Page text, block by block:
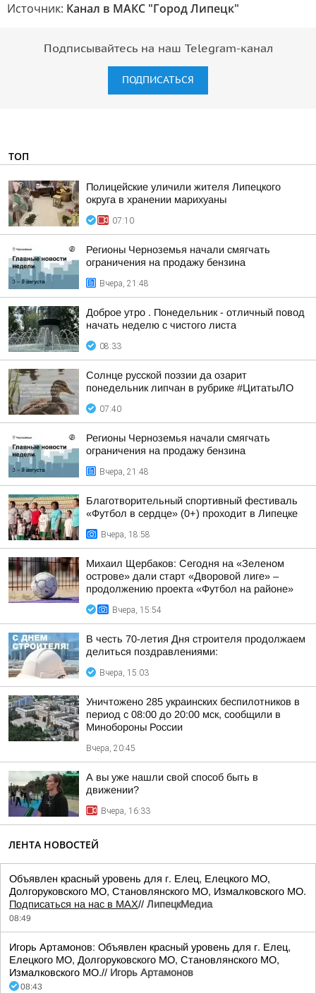
Источник: Канал в МАКС "Город Липецк"
Подписывайтесь на наш Telegram-канал
ПОДПИСАТЬСЯ
ТОП
Полицейские уличили жителя Липецкого
округа в хранении марихуаны
07:10
Регионы Черноземья начали смягчать
ограничения на продажу бензина
Вчера, 21:48
Доброе утро . Понедельник - отличный повод
начать неделю с чистого листа
08:33
Солнце русской поэзии да озарит
понедельник липчан в рубрике #ЦитатыЛО
07:40
Регионы Черноземья начали смягчать
ограничения на продажу бензина
Вчера, 21:48
Благотворительный спортивный фестиваль
«Футбол в сердце» (0+) проходит в Липецке
Вчера, 18:58
Михаил Щербаков: Сегодня на «Зеленом
острове» дали старт «Дворовой лиге» –
продолжению проекта «Футбол на районе»
Вчера, 15:54
В честь 70-летия Дня строителя продолжаем
делиться поздравлениями:
Вчера, 15:03
Уничтожено 285 украинских беспилотников в
период с 08:00 до 20:00 мск, сообщили в
Минобороны России
Вчера, 20:45
А вы уже нашли свой способ быть в
движении?
Вчера, 16:33
ЛЕНТА НОВОСТЕЙ
Объявлен красный уровень для г. Елец, Елецкого МО,
Долгоруковского МО, Становлянского МО, Измалковского МО.
Подписаться на нас в МАХ// ЛипецкМедиа
08:49
Игорь Артамонов: Объявлен красный уровень для г. Елец,
Елецкого МО, Долгоруковского МО, Становлянского МО,
Измалковского МО.// Игорь Артамонов
08:43